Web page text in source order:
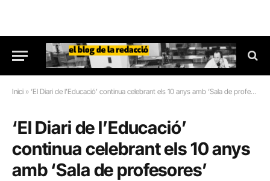
Inici » ‘El Diari de l’Educació’ continua celebrant els 10 anys amb ‘Sala de profesores’
‘El Diari de l’Educació’
continua celebrant els 10 anys
amb ‘Sala de profesores’